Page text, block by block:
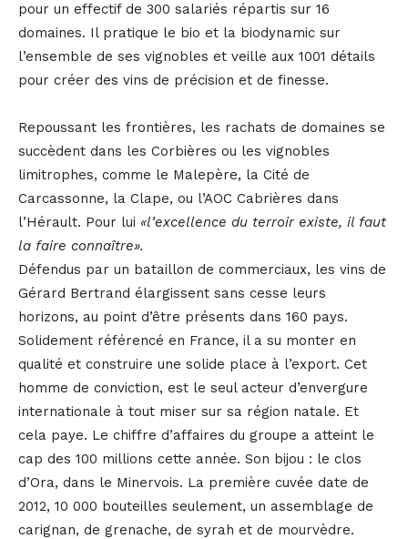
pour un effectif de 300 salariés répartis sur 16
domaines. Il pratique le bio et la biodynamic sur
l’ensemble de ses vignobles et veille aux 1001 détails
pour créer des vins de précision et de finesse.
Repoussant les frontières, les rachats de domaines se
succèdent dans les Corbières ou les vignobles
limitrophes, comme le Malepère, la Cité de
Carcassonne, la Clape, ou l’AOC Cabrières dans
l’Hérault. Pour lui «l’excellence du terroir existe, il faut
la faire connaître».
Défendus par un bataillon de commerciaux, les vins de
Gérard Bertrand élargissent sans cesse leurs
horizons, au point d’être présents dans 160 pays.
Solidement référencé en France, il a su monter en
qualité et construire une solide place à l’export. Cet
homme de conviction, est le seul acteur d’envergure
internationale à tout miser sur sa région natale. Et
cela paye. Le chiffre d’affaires du groupe a atteint le
cap des 100 millions cette année. Son bijou : le clos
d’Ora, dans le Minervois. La première cuvée date de
2012, 10 000 bouteilles seulement, un assemblage de
carignan, de grenache, de syrah et de mourvèdre.